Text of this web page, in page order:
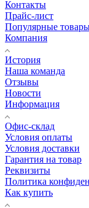
Контакты
Прайс-лист
Популярные
Компания
История
Наша команда
Отзывы
Новости
Информация
Офис-склад
Условия оплаты
Условия доставки
Гарантия на товар
Реквизиты
Политика
Как купить